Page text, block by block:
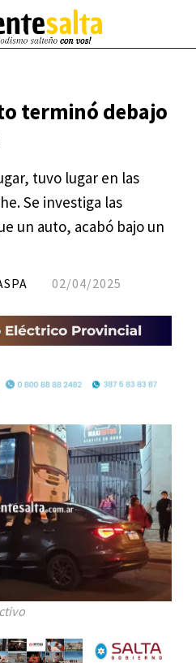
terminó debajo
tuvo lugar en las
Se investiga las
un auto, acabó bajo un
02/04/2025